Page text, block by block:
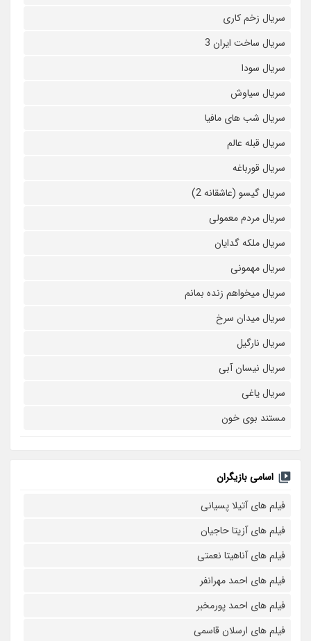
سریال زخم کاری
سریال ساخت ایران 3
سریال سودا
سریال سیاوش
سریال شب های مافیا
سریال قبله عالم
سریال قورباغه
سریال گیسو (عاشقانه 2)
سریال مردم معمولی
سریال ملکه گدایان
سریال مهمونی
سریال میخواهم زنده بمانم
سریال میدان سرخ
سریال نارگیل
سریال نیسان آبی
سریال یاغی
مستند بوی خون
اسامی بازیگران
فیلم های آتیلا پسیانی
فیلم های آزیتا حاجیان
فیلم های آناهیتا نعمتی
فیلم های احمد مهرانفر
فیلم های احمد پورمخبر
فیلم های ارسلان قاسمی